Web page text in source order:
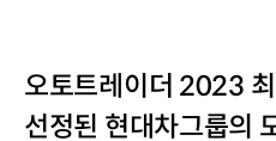
오토트레이더 2023
선정된 현대차그룹의